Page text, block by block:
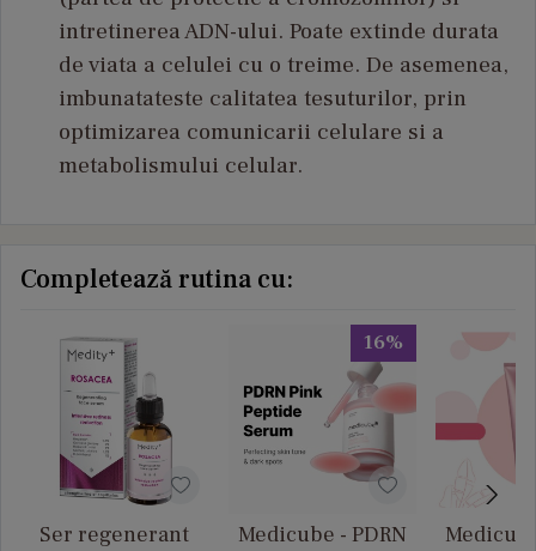
intretinerea ADN-ului. Poate extinde durata
de viata a celulei cu o treime. De asemenea,
imbunatateste calitatea tesuturilor, prin
optimizarea comunicarii celulare si a
metabolismului celular.
Completează rutina cu:
Ser regenerant
16%
Medicube - PDRN